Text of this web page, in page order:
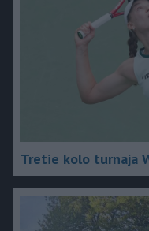
Tretie kolo turnaja